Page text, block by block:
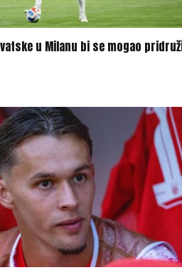
u Milanu bi se mogao